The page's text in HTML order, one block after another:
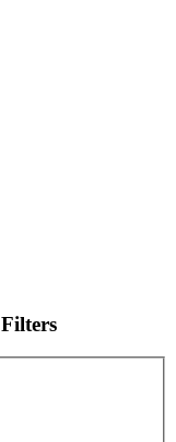
Filters